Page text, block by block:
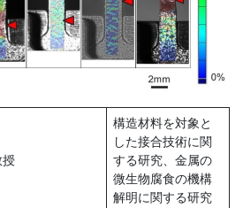
授
構造材料を対象と
した接合技術に関
する研究、金属の
微生物腐食の機構
解明に関する研究